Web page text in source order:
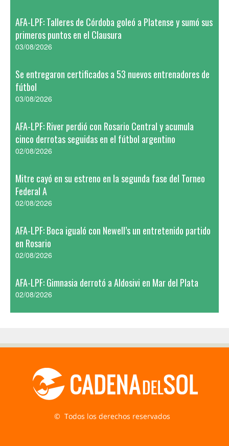
AFA-LPF: Talleres de Córdoba goleó a Platense y sumó sus
primeros puntos en el Clausura
03/08/2026
Se entregaron certificados a 53 nuevos entrenadores de
fútbol
03/08/2026
AFA-LPF: River perdió con Rosario Central y acumula
cinco derrotas seguidas en el fútbol argentino
02/08/2026
Mitre cayó en su estreno en la segunda fase del Torneo
Federal A
02/08/2026
AFA-LPF: Boca igualó con Newell’s un entretenido partido
en Rosario
02/08/2026
AFA-LPF: Gimnasia derrotó a Aldosivi en Mar del Plata
02/08/2026